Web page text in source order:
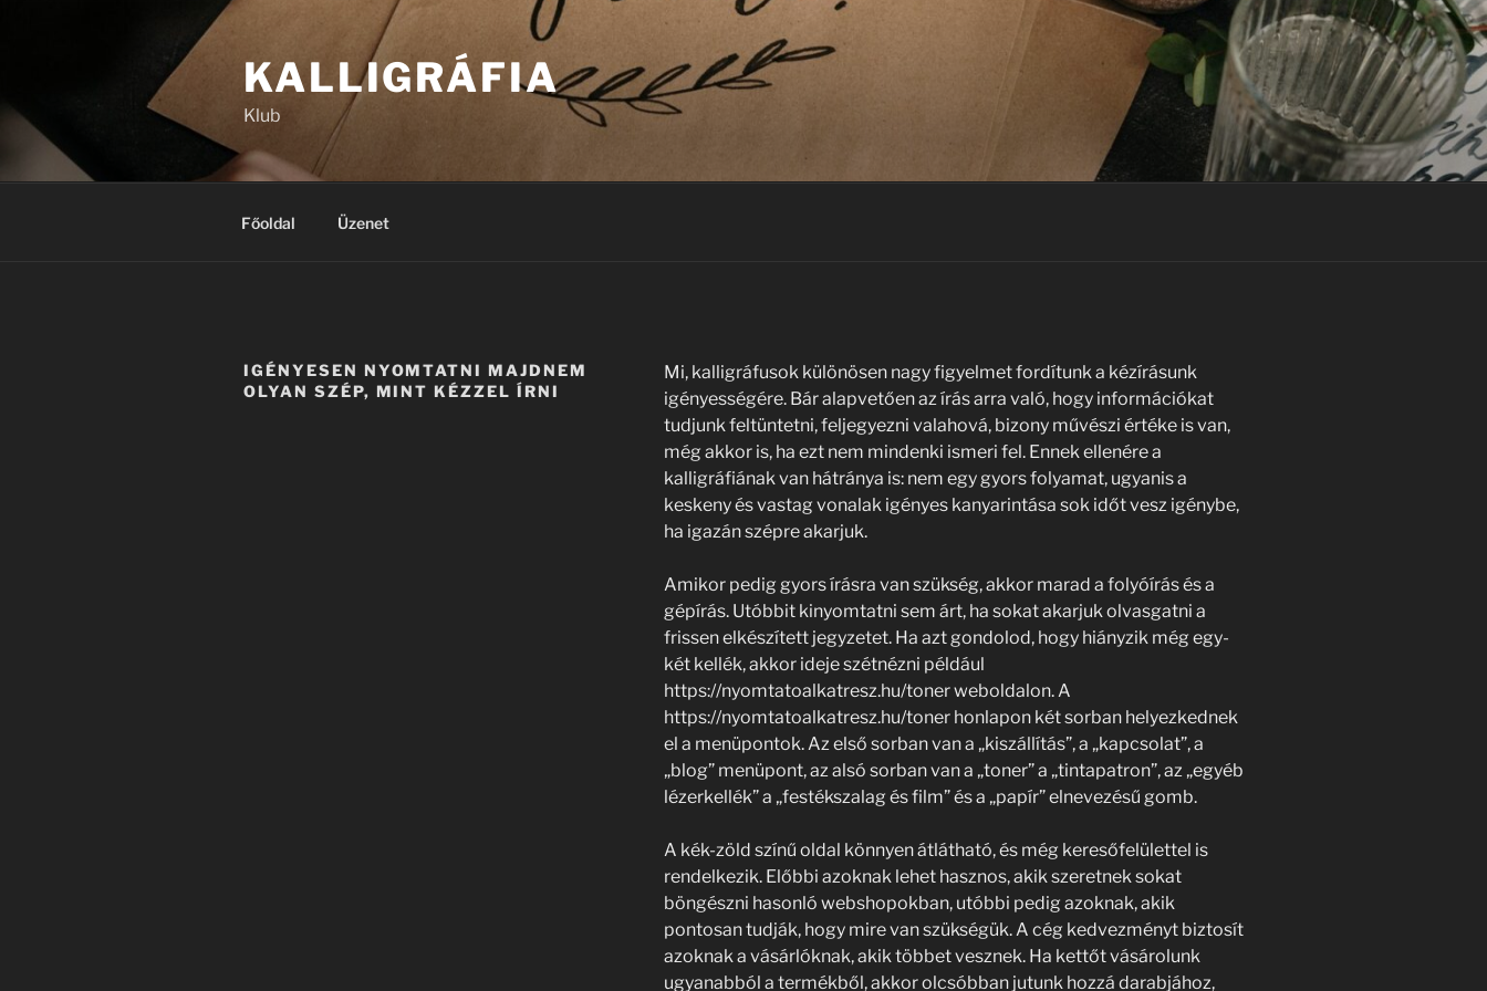
KALLIGRÁFIA
Klub
Főoldal Üzenet
IGÉNYESEN NYOMTATNI MAJDNEM
OLYAN SZÉP, MINT KÉZZEL ÍRNI
Mi, kalligráfusok különösen nagy figyelmet fordítunk a kézírásunk
igényességére. Bár alapvetően az írás arra való, hogy információkat
tudjunk feltüntetni, feljegyezni valahová, bizony művészi értéke is van,
még akkor is, ha ezt nem mindenki ismeri fel. Ennek ellenére a
kalligráfiának van hátránya is: nem egy gyors folyamat, ugyanis a
keskeny és vastag vonalak igényes kanyarintása sok időt vesz igénybe,
ha igazán szépre akarjuk.
Amikor pedig gyors írásra van szükség, akkor marad a folyóírás és a
gépírás. Utóbbit kinyomtatni sem árt, ha sokat akarjuk olvasgatni a
frissen elkészített jegyzetet. Ha azt gondolod, hogy hiányzik még egy-
két kellék, akkor ideje szétnézni például
https://nyomtatoalkatresz.hu/toner weboldalon. A
https://nyomtatoalkatresz.hu/toner honlapon két sorban helyezkednek
el a menüpontok. Az első sorban van a „kiszállítás”, a „kapcsolat”, a
„blog” menüpont, az alsó sorban van a „toner” a „tintapatron”, az „egyéb
lézerkellék” a „festékszalag és film” és a „papír” elnevezésű gomb.
A kék-zöld színű oldal könnyen átlátható, és még keresőfelülettel is
rendelkezik. Előbbi azoknak lehet hasznos, akik szeretnek sokat
böngészni hasonló webshopokban, utóbbi pedig azoknak, akik
pontosan tudják, hogy mire van szükségük. A cég kedvezményt biztosít
azoknak a vásárlóknak, akik többet vesznek. Ha kettőt vásárolunk
ugyanabból a termékből, akkor olcsóbban jutunk hozzá darabjához,